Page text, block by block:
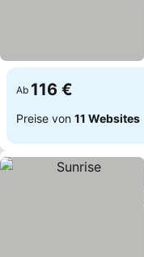
Ab 116 €
Preise von 11 Websites